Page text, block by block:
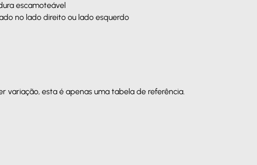
escamoteável
no lado direito ou lado esquerdo
variação, esta é apenas uma tabela de referência.